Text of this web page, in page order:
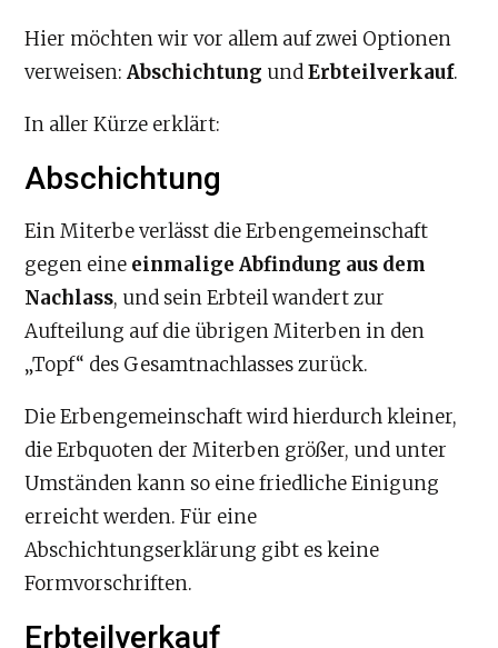
Hier möchten wir vor allem auf zwei Optionen
verweisen:Abschichtung undErbteilverkauf.
In aller Kürze erklärt:
Abschichtung
Ein Miterbe verlässt die Erbengemeinschaft
gegen eine einmalige Abfindung aus dem
Nachlass, und sein Erbteil wandert zur
Aufteilung auf die übrigen Miterben in den
„Topf“ des Gesamtnachlasses zurück.
Die Erbengemeinschaft wird hierdurch kleiner,
die Erbquoten der Miterben größer, und unter
Umständen kann so eine friedliche Einigung
erreicht werden. Für eine
Abschichtungserklärung gibt es keine
Formvorschriften.
Erbteilverkauf